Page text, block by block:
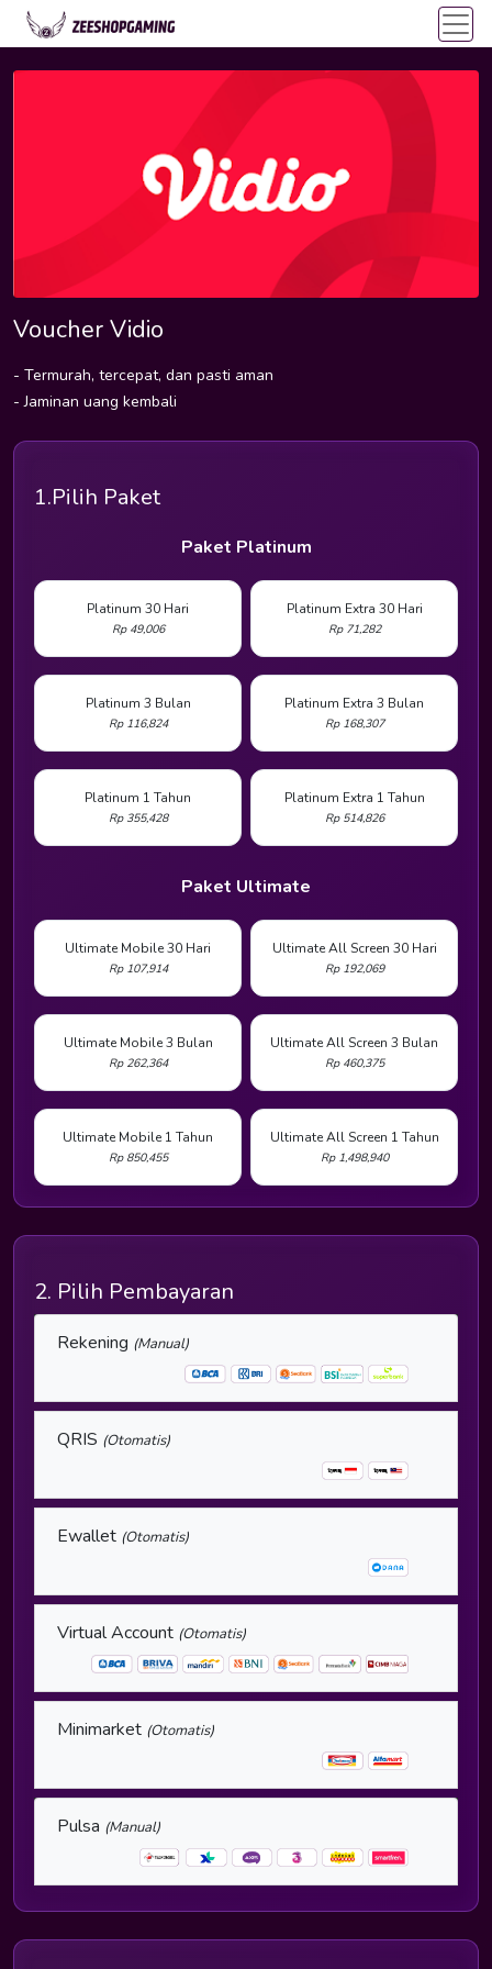
Voucher Vidio
- Termurah, tercepat, dan pasti aman
- Jaminan uang kembali
1.Pilih Paket
Paket Platinum
Platinum 30 Hari
Rp 49,006
Platinum Extra 30 Hari
Rp 71,282
Platinum 3 Bulan
Rp 116,824
Platinum Extra 3 Bulan
Rp 168,307
Platinum 1 Tahun
Rp 355,428
Platinum Extra 1 Tahun
Rp 514,826
Paket Ultimate
Ultimate Mobile 30 Hari
Rp 107,914
Ultimate All Screen 30 Hari
Rp 192,069
Ultimate Mobile 3 Bulan
Rp 262,364
Ultimate All Screen 3 Bulan
Rp 460,375
Ultimate Mobile 1 Tahun
Rp 850,455
Ultimate All Screen 1 Tahun
Rp 1,498,940
2. Pilih Pembayaran
Rekening (Manual)
QRIS (Otomatis)
Ewallet (Otomatis)
Virtual Account (Otomatis)
Minimarket (Otomatis)
Pulsa (Manual)